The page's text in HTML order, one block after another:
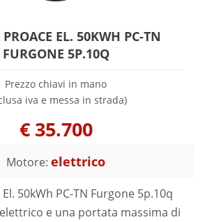
EL. 50KWH PC-TN
FURGONE 5P.10Q
Prezzo chiavi in mano
iva e messa in strada)
€ 35.700
Motore: elettrico
50kWh PC-TN Furgone 5p.10q
e una portata massima di